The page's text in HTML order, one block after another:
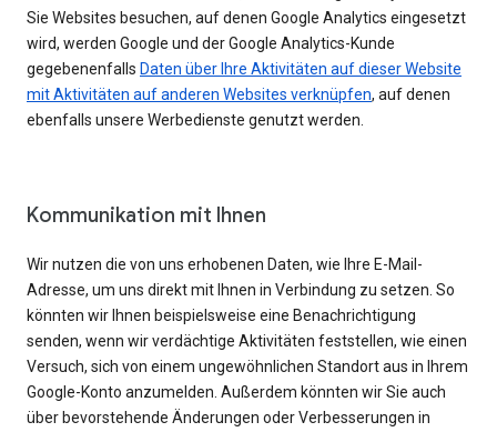
Sie Websites besuchen, auf denen Google Analytics eingesetzt
wird, werden Google und der Google Analytics-Kunde
gegebenenfalls Daten über Ihre Aktivitäten auf dieser Website
mit Aktivitäten auf anderen Websites verknüpfen, auf denen
ebenfalls unsere Werbedienste genutzt werden.
Kommunikation mit Ihnen
Wir nutzen die von uns erhobenen Daten, wie Ihre E-Mail-
Adresse, um uns direkt mit Ihnen in Verbindung zu setzen. So
könnten wir Ihnen beispielsweise eine Benachrichtigung
senden, wenn wir verdächtige Aktivitäten feststellen, wie einen
Versuch, sich von einem ungewöhnlichen Standort aus in Ihrem
Google-Konto anzumelden. Außerdem könnten wir Sie auch
über bevorstehende Änderungen oder Verbesserungen in